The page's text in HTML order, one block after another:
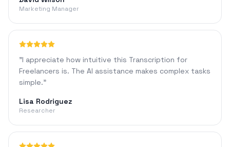
Marketing Manager
"I appreciate how intuitive this Transcription for
Freelancers is. The AI assistance makes complex tasks
simple."
Lisa Rodriguez
Researcher